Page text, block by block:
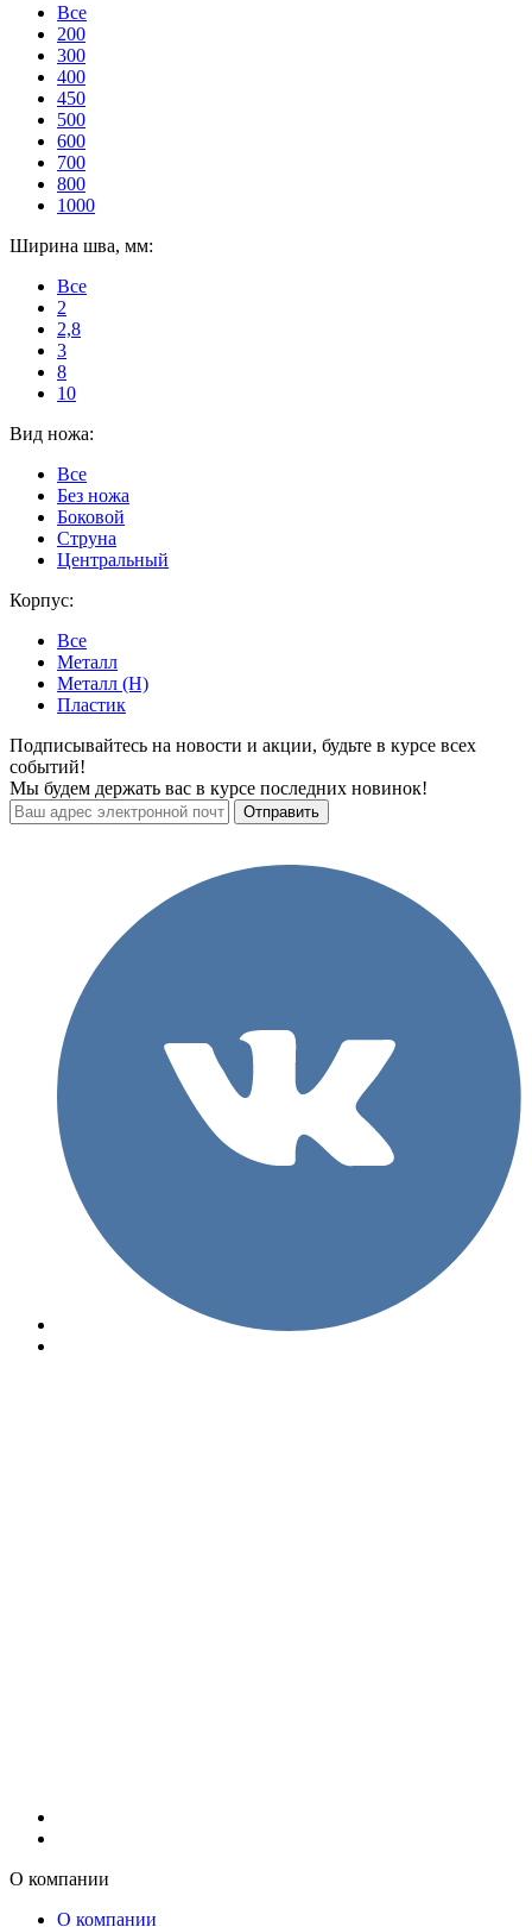
Все
200
300
400
450
500
600
700
800
1000
Ширина шва, мм:
Все
2
2,8
3
8
10
Вид ножа:
Все
Без ножа
Боковой
Струна
Центральный
Корпус:
Все
Металл
Металл (H)
Пластик
Подписывайтесь на новости и акции, будьте в курсе всех
событий!
Мы будем держать вас в курсе последних новинок!
О компании
О компании